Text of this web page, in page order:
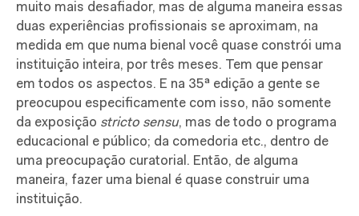
muito mais desafiador, mas de alguma maneira essas
duas experiências profissionais se aproximam, na
medida em que numa bienal você quase constrói uma
instituição inteira, por três meses. Tem que pensar
em todos os aspectos. E na 35ª edição a gente se
preocupou especificamente com isso, não somente
da exposição stricto sensu, mas de todo o programa
educacional e público; da comedoria etc., dentro de
uma preocupação curatorial. Então, de alguma
maneira, fazer uma bienal é quase construir uma
instituição.